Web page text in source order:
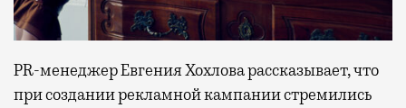
PR-менеджер Евгения Хохлова рассказывает, что
при создании рекламной кампании стремились